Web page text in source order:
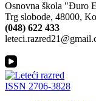
Osnovna škola "Đuro
Trg slobode, 48000,
(048) 622 433
ISSN 2706-3828